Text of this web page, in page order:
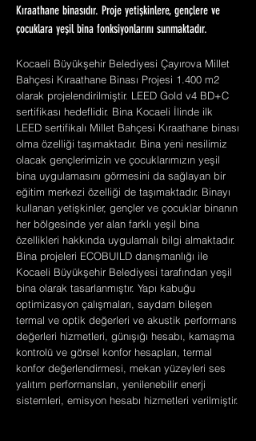
Kıraathane binasıdır. Proje yetişkinlere, gençlere ve
çocuklara yeşil bina fonksiyonlarını sunmaktadır.
Kocaeli Büyükşehir Belediyesi Çayırova Millet
Bahçesi Kıraathane Binası Projesi 1.400 m2
olarak projelendirilmiştir. LEED Gold v4 BD+C
sertifikası hedeflidir. Bina Kocaeli İlinde ilk
LEED sertifikalı Millet Bahçesi Kıraathane binası
olma özelliği taşımaktadır. Bina yeni nesilimiz
olacak gençlerimizin ve çocuklarımızın yeşil
bina uygulamasını görmesini da sağlayan bir
eğitim merkezi özelliği de taşımaktadır. Binayı
kullanan yetişkinler, gençler ve çocuklar binanın
her bölgesinde yer alan farklı yeşil bina
özellikleri hakkında uygulamalı bilgi almaktadır.
Bina projeleri ECOBUILD danışmanlığı ile
Kocaeli Büyükşehir Belediyesi tarafından yeşil
bina olarak tasarlanmıştır. Yapı kabuğu
optimizasyon çalışmaları, saydam bileşen
termal ve optik değerleri ve akustik performans
değerleri hizmetleri, günışığı hesabı, kamaşma
kontrolü ve görsel konfor hesapları, termal
konfor değerlendirmesi, mekan yüzeyleri ses
yalıtım performansları, yenilenebilir enerji
sistemleri, emisyon hesabı hizmetleri verilmiştir.